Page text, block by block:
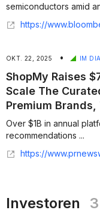
semiconductors amid
https://www.bloomberg.com/news/newsletters/2026-06-11/shopmy-turns-everyone-into-an-
OKT. 22, 2025 • IM
ShopMy Raises
Scale The
Premium
Over $1B in annual
recommendations ...
https://www.prnewswire.com/news-releases/shopmy-raises-70m-at-1-5-billion-valuation-to-scale-the-curated-commerce-infrastructure-for-
Investoren 3